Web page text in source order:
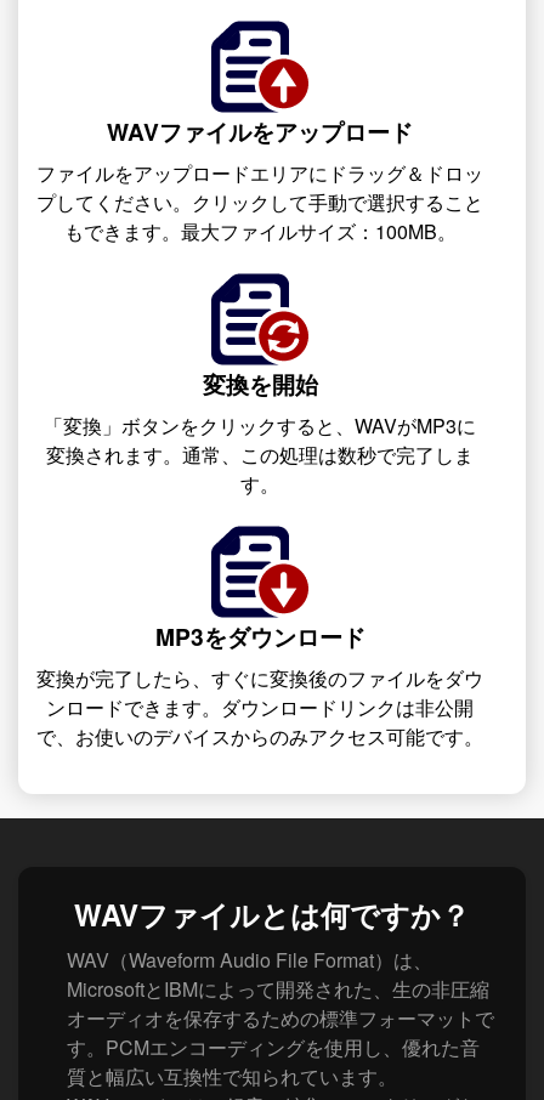
WAVファイルをアップロード
ファイルをアップロードエリアにドラッグ＆ドロッ
プしてください。クリックして手動で選択すること
もできます。最大ファイルサイズ：100MB。
変換を開始
「変換」ボタンをクリックすると、WAVがMP3に
変換されます。通常、この処理は数秒で完了しま
す。
MP3をダウンロード
変換が完了したら、すぐに変換後のファイルをダウ
ンロードできます。ダウンロードリンクは非公開
で、お使いのデバイスからのみアクセス可能です。
WAVファイルとは何ですか？
WAV（Waveform Audio File Format）は、
MicrosoftとIBMによって開発された、生の非圧縮
オーディオを保存するための標準フォーマットで
す。PCMエンコーディングを使用し、優れた音
質と幅広い互換性で知られています。